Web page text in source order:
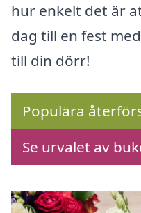
hur enkelt det är
dag till en fest
till din dörr!
Populära
Se urvalet av